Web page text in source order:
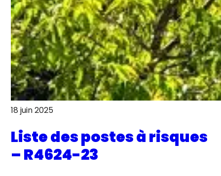
18 juin 2025
Liste des postes à risques
– R4624-23